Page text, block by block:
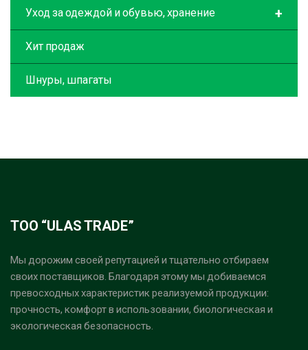
+
Уход за одеждой и обувью, хранение
Хит продаж
Шнуры, шпагаты
ТОО “ULAS TRADE”
Мы дорожим своей репутацией и тщательно отбираем
своих поставщиков. Благодаря этому мы добиваемся
превосходных характеристик реализуемой продукции:
прочность, комфорт в использовании, биологическая и
экологическая безопасность.